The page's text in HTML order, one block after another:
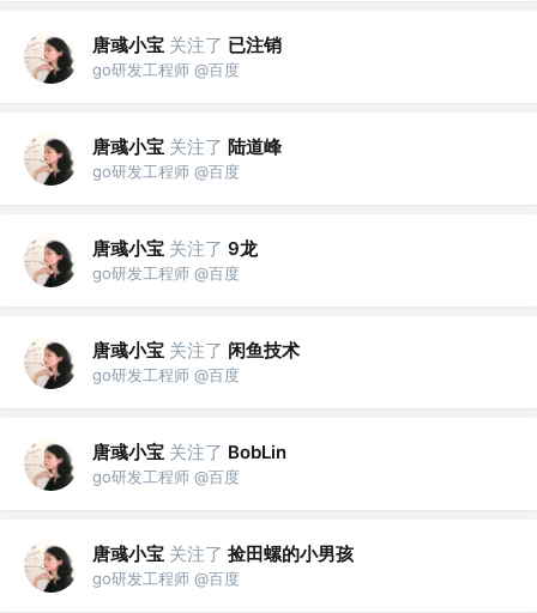
唐彧小宝 关注了 已注销
go研发工程师 @百度
唐彧小宝 关注了 陆道峰
go研发工程师 @百度
唐彧小宝 关注了 9龙
go研发工程师 @百度
唐彧小宝 关注了 闲鱼技术
go研发工程师 @百度
唐彧小宝 关注了 BobLin
go研发工程师 @百度
唐彧小宝 关注了 捡田螺的小男孩
go研发工程师 @百度